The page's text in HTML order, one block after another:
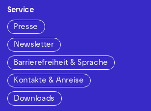
Service
Presse
Newsletter
Barrierefreiheit & Sprache
Kontakte & Anreise
Downloads